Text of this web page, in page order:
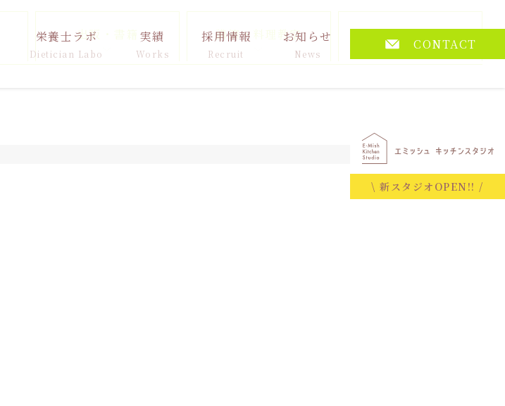
栄養士ラボ
Dietician Labo
実績
Works
採用情報
Recruit
お知らせ
News
CONTACT
\ 新スタジオOPEN!! /
出版・書籍 講演・料理教室 その他
2025.11.07